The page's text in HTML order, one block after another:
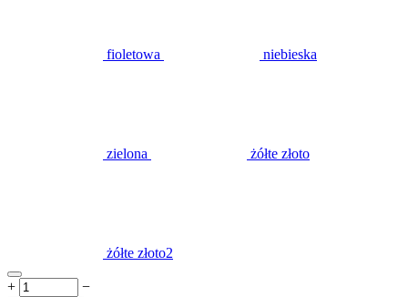
fioletowa niebieska
zielona żółte złoto
żółte złoto2
+ −